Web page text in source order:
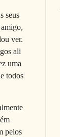
seus
ver.
ali
uma
todos
pelos